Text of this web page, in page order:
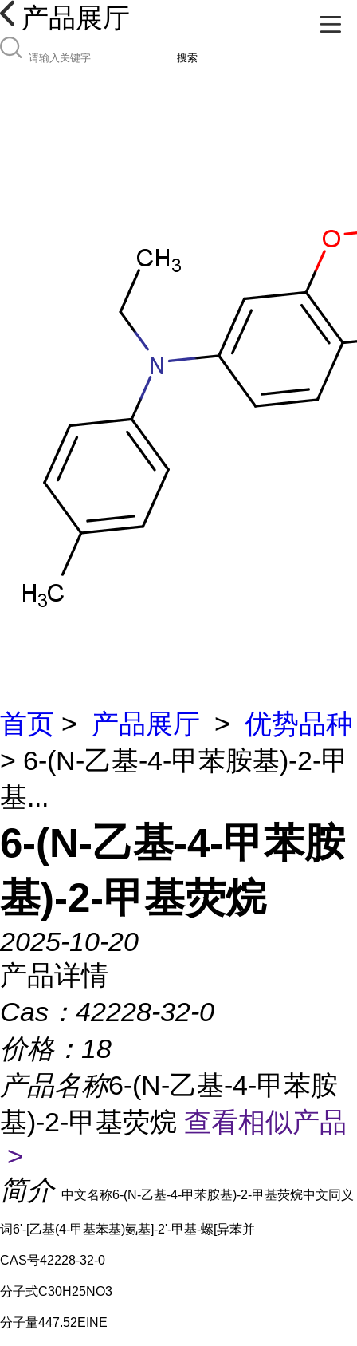
产品展厅
搜索
首页 > 产品展厅 > 优势品种
> 6-(N-乙基-4-甲苯胺基)-2-甲
基...
6-(N-乙基-4-甲苯胺
基)-2-甲基荧烷
2025-10-20
产品详情
Cas： 42228-32-0
价格： 18
产品名称6-(N-乙基-4-甲苯胺
基)-2-甲基荧烷 查看相似产品
>
简介 中文名称6-(N-乙基-4-甲苯胺基)-2-甲基荧烷中文同义
词6'-[乙基(4-甲基苯基)氨基]-2'-甲基-螺[异苯并
CAS号42228-32-0
分子式C30H25NO3
分子量447.52EINE